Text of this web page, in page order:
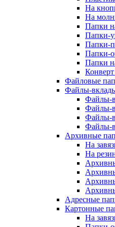
На
На
Папки
Папки-
Папки-
Папки-
Папки
Файловые
Файлы-
Файлы-
Файлы-
Файлы-
Файлы-
Архивные
На
На
Адресные
Картонные
На